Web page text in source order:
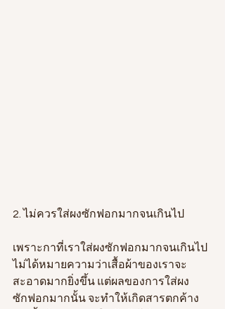
2. ไม่ควรใส่ผงซักฟอกมากจนเกินไป
เพราะกาที่เราใส่ผงซักฟอกมากจนเกินไป
ไม่ได้หมายความว่าเสื้อผ้าของเราจะ
สะอาดมากยิ่งขึ้น แต่ผลของการใส่ผง
ซักฟอกมากนั้น จะทำให้เกิดสารตกค้าง